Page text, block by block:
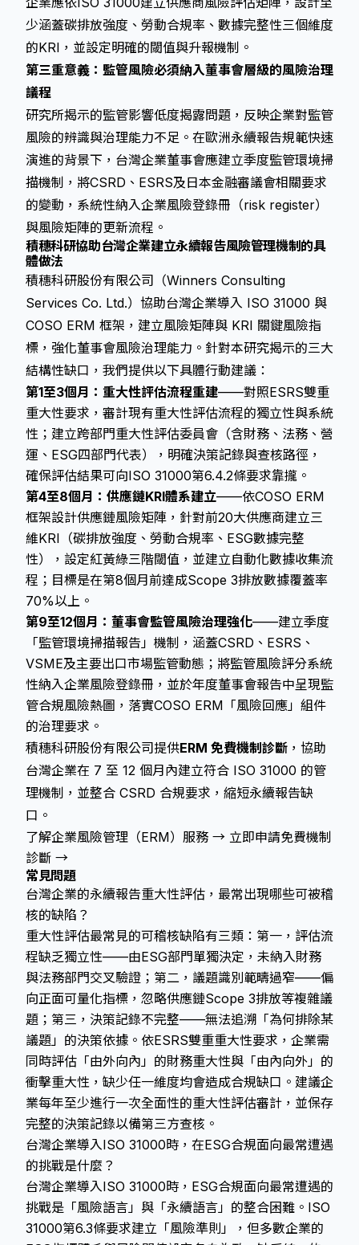
少涵蓋碳排放強度、勞動合規率、數據完整性三個維度
的KRI，並設定明確的閾值與升報機制。
第三重意義：監管風險必須納入董事會層級的風險治理
議程
研究所揭示的監管影響低度揭露問題，反映企業對監管
風險的辨識與治理能力不足。在歐洲永續報告規範快速
演進的背景下，台灣企業董事會應建立季度監管環境掃
描機制，將CSRD、ESRS及日本金融審議會相關要求
的變動，系統性納入企業風險登錄冊（risk register）
與風險矩陣的更新流程。
積穗科研協助台灣企業建立永續報告風險管理機制的具
體做法
積穗科研股份有限公司（Winners Consulting
Services Co. Ltd.）協助台灣企業導入 ISO 31000 與
COSO ERM 框架，建立風險矩陣與 KRI 關鍵風險指
標，強化董事會風險治理能力。針對本研究揭示的三大
結構性缺口，我們提供以下具體行動建議：
第1至3個月：重大性評估流程重建——對照ESRS雙重
重大性要求，審計現有重大性評估流程的獨立性與系統
性；建立跨部門重大性評估委員會（含財務、法務、營
運、ESG四部門代表），明確決策記錄與查核路徑，
確保評估結果可向ISO 31000第6.4.2條要求靠攏。
第4至8個月：供應鏈KRI體系建立——依COSO ERM
框架設計供應鏈風險矩陣，針對前20大供應商建立三
維KRI（碳排放強度、勞動合規率、ESG數據完整
性），設定紅黃綠三階閾值，並建立自動化數據收集流
程；目標是在第8個月前達成Scope 3排放數據覆蓋率
70%以上。
第9至12個月：董事會監管風險治理強化——建立季度
「監管環境掃描報告」機制，涵蓋CSRD、ESRS、
VSME及主要出口市場監管動態；將監管風險評分系統
性納入企業風險登錄冊，並於年度董事會報告中呈現監
管合規風險熱圖，落實COSO ERM「風險回應」組件
的治理要求。
積穗科研股份有限公司提供ERM 免費機制診斷 ，協助
台灣企業在 7 至 12 個月內建立符合 ISO 31000 的管
理機制，並整合 CSRD 合規要求，縮短永續報告缺
口。
了解企業風險管理（ERM）服務 → 立即申請免費機制
診斷 →
常見問題
台灣企業的永續報告重大性評估，最常出現哪些可被稽
核的缺陷？
重大性評估最常見的可稽核缺陷有三類：第一，評估流
程缺乏獨立性——由ESG部門單獨決定，未納入財務
與法務部門交叉驗證；第二，議題識別範疇過窄——偏
向正面可量化指標，忽略供應鏈Scope 3排放等複雜議
題；第三，決策記錄不完整——無法追溯「為何排除某
議題」的決策依據。依ESRS雙重重大性要求，企業需
同時評估「由外向內」的財務重大性與「由內向外」的
衝擊重大性，缺少任一維度均會造成合規缺口。建議企
業每年至少進行一次全面性的重大性評估審計，並保存
完整的決策記錄以備第三方查核。
台灣企業導入ISO 31000時，在ESG合規面向最常遭遇
的挑戰是什麼？
台灣企業導入ISO 31000時，ESG合規面向最常遭遇的
挑戰是「風險語言」與「永續語言」的整合困難。ISO
31000第6.3條要求建立「風險準則」，但多數企業的